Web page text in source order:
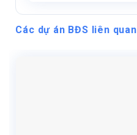
Các dự án BĐS liên quan